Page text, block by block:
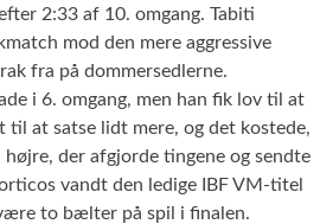
2:33 af 10. omgang. Tabiti
mod den mere aggressive
fra på dommersedlerne.
i 6. omgang, men han fik lov til at
at satse lidt mere, og det kostede,
der afgjorde tingene og sendte
vandt den ledige IBF VM-titel
to bælter på spil i finalen.